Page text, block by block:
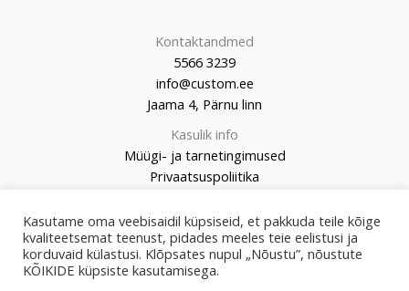
Kontaktandmed
5566 3239
info@custom.ee
Jaama 4, Pärnu linn
Kasulik info
Müügi- ja tarnetingimused
Privaatsuspoliitika
© 2026 Custom Market
Kasutame oma veebisaidil küpsiseid, et pakkuda teile kõige
kvaliteetsemat teenust, pidades meeles teie eelistusi ja
korduvaid külastusi. Klõpsates nupul „Nõustu”, nõustute
KÕIKIDE küpsiste kasutamisega.